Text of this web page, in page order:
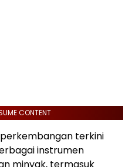
CONTENT
terkini
instrumen
minyak, termasuk